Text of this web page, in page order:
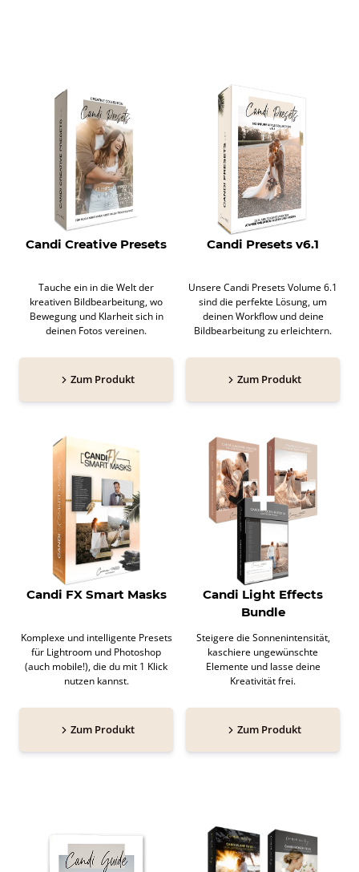
Candi Creative Presets
Tauche ein in die Welt der
kreativen Bildbearbeitung, wo
Bewegung und Klarheit sich in
deinen Fotos vereinen.
Zum Produkt
Candi Presets v6.1
Unsere Candi Presets Volume 6.1
sind die perfekte Lösung, um
deinen Workflow und deine
Bildbearbeitung zu erleichtern.
Zum Produkt
Candi FX Smart Masks
Komplexe und intelligente Presets
für Lightroom und Photoshop
(auch mobile!), die du mit 1 Klick
nutzen kannst.
Zum Produkt
Candi Light Effects
Bundle
Steigere die Sonnenintensität,
kaschiere ungewünschte
Elemente und lasse deine
Kreativität frei.
Zum Produkt